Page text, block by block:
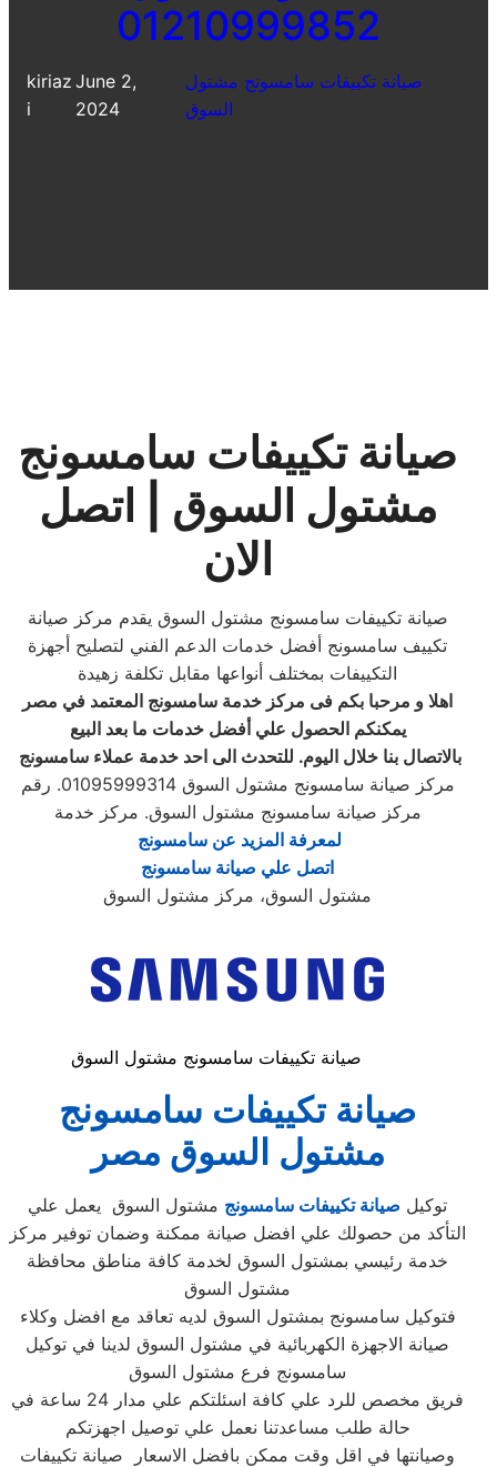
01210999852
kiriaz
i
June 2,
2024
صيانة تكييفات سامسونج مشتول
السوق
صيانة تكييفات سامسونج
مشتول السوق | اتصل
الان
صيانة تكييفات سامسونج مشتول السوق يقدم مركز صيانة
تكييف سامسونج أفضل خدمات الدعم الفني لتصليح أجهزة
التكييفات بمختلف أنواعها مقابل تكلفة زهيدة
اهلا و مرحبا بكم فى مركز خدمة سامسونج المعتمد في مصر
يمكنكم الحصول علي أفضل خدمات ما بعد البيع
بالاتصال بنا خلال اليوم. للتحدث الى احد خدمة عملاءسامسونج
مركز صيانة سامسونج مشتول السوق‏ 01095999314. رقم
مركز صيانة سامسونج مشتول السوق‏. مركز خدمة
لمعرفة المزيد عن سامسونج ‏
اتصل علي صيانة سامسونج
مشتول السوق، مركز مشتول السوق
صيانة تكييفات سامسونج مشتول السوق
صيانة تكييفات سامسونج
مشتول السوق مصر
توكيل صيانة تكييفات سامسونج مشتول السوق ‏ يعمل علي
التأكد من حصولك علي افضل صيانة ممكنة وضمان توفير مركز
خدمة رئيسي بمشتول السوق‏ لخدمة كافة مناطق محافظة
مشتول السوق‏
فتوكيل سامسونج بمشتول السوق‏ لديه تعاقد مع افضل وكلاء
صيانة الاجهزة الكهربائية في مشتول السوق‏ لدينا في توكيل
سامسونج فرع مشتول السوق‏
فريق مخصص للرد علي كافة اسئلتكم علي مدار 24 ساعة في
حالة طلب مساعدتنا نعمل علي توصيل اجهزتكم
وصيانتها في اقل وقت ممكن بافضل الاسعار صيانة تكييفات